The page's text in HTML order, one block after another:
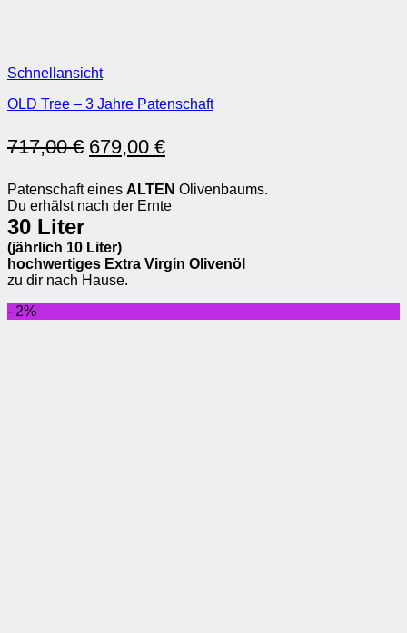
Schnellansicht
OLD Tree – 3 Jahre Patenschaft
717,00€ 679,00 €
Patenschaft eines ALTEN Olivenbaums.
Du erhälst nach der Ernte
30 Liter
(jährlich 10 Liter)
hochwertiges Extra Virgin Olivenöl
zu dir nach Hause.
- 2%